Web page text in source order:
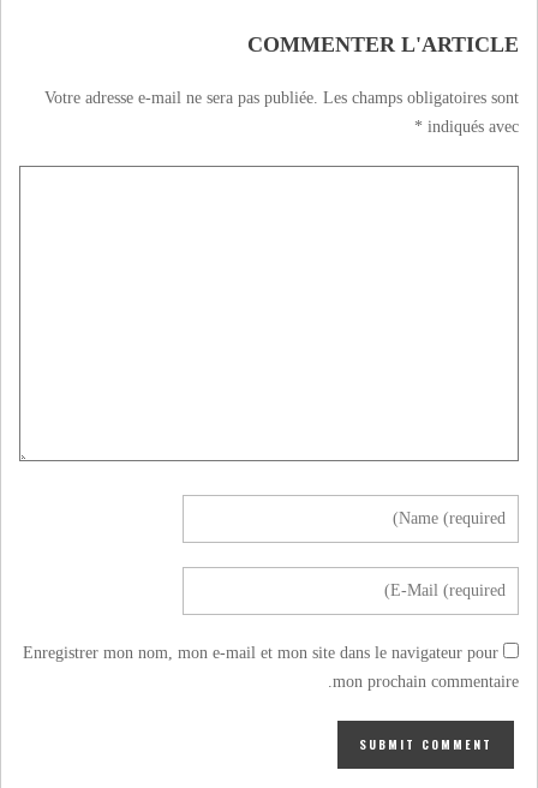
COMMENTER L'ARTICLE
Votre adresse e-mail ne sera pas publiée. Les champs obligatoires sont
indiqués avec
*
Enregistrer mon nom, mon e-mail et mon site dans le navigateur pour
mon prochain commentaire.